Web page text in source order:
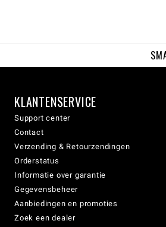
KLANTENSERVICE
Support center
Contact
Verzending & Retourzendingen
Orderstatus
Informatie over garantie
Gegevensbeheer
Aanbiedingen en promoties
Zoek een dealer